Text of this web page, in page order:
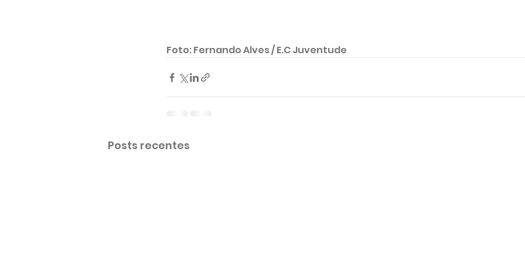
Foto: Fernando Alves / E.C Juventude
Posts recentes